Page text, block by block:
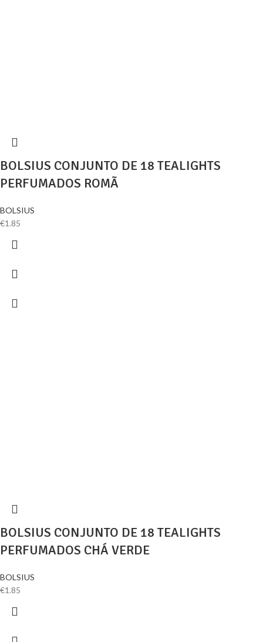
BOLSIUS CONJUNTO DE 18 TEALIGHTS
PERFUMADOS ROMÃ
BOLSIUS
€1.85
BOLSIUS CONJUNTO DE 18 TEALIGHTS
PERFUMADOS CHÁ VERDE
BOLSIUS
€1.85